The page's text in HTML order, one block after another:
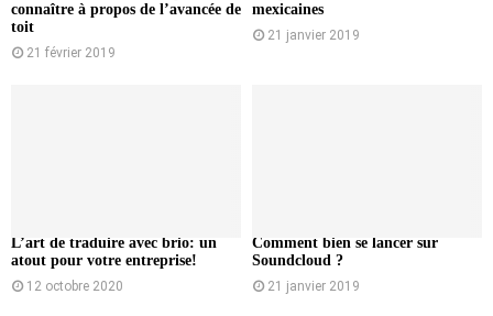
connaître à propos de l’avancée de
toit
21 février 2019
mexicaines
21 janvier 2019
L’art de traduire avec brio: un
atout pour votre entreprise!
12 octobre 2020
Comment bien se lancer sur
Soundcloud ?
21 janvier 2019